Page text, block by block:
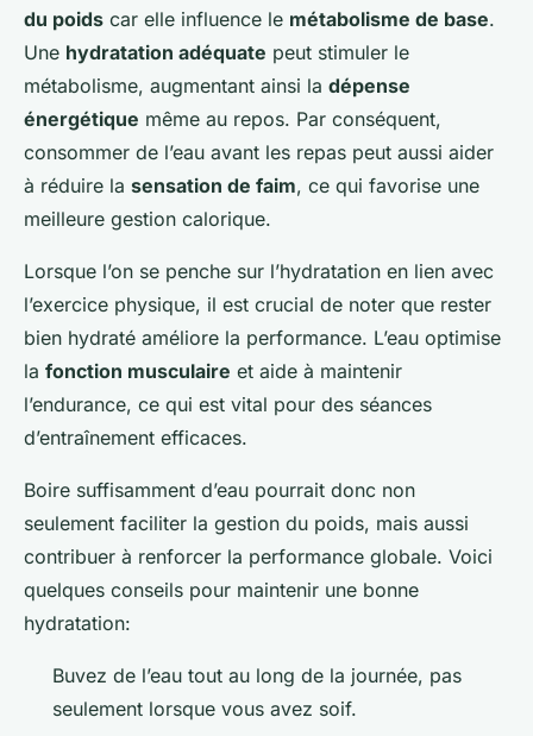
du poids car elle influence le métabolisme de base.
Une hydratation adéquate peut stimuler le
métabolisme, augmentant ainsi la dépense
énergétique même au repos. Par conséquent,
consommer de l’eau avant les repas peut aussi aider
à réduire la sensation de faim, ce qui favorise une
meilleure gestion calorique.
Lorsque l’on se penche sur l’hydratation en lien avec
l’exercice physique, il est crucial de noter que rester
bien hydraté améliore la performance. L’eau optimise
la fonction musculaire et aide à maintenir
l’endurance, ce qui est vital pour des séances
d’entraînement efficaces.
Boire suffisamment d’eau pourrait donc non
seulement faciliter la gestion du poids, mais aussi
contribuer à renforcer la performance globale. Voici
quelques conseils pour maintenir une bonne
hydratation:
Buvez de l’eau tout au long de la journée, pas
seulement lorsque vous avez soif.